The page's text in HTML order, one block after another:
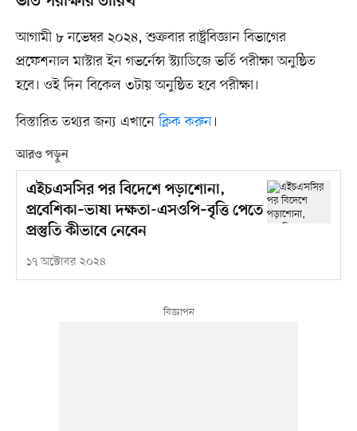
আগামী ৮ নভেম্বর ২০২৪, শুক্রবার রাষ্ট্রবিজ্ঞান বিভাগের
প্রফেশনাল মাস্টার ইন গভর্নেন্স স্ট্যাডিজে ভর্তি পরীক্ষা অনুষ্ঠিত
হবে। ওই দিন বিকেল ৩টায় অনুষ্ঠিত হবে পরীক্ষা।
বিস্তারিত তথ্যর জন্য এখানেক্লিক করুন।
আরও পড়ুন
এইচএসসির পর বিদেশে পড়াশোনা,
প্রবেশিকা–ভাষা দক্ষতা-এসওপি–বৃত্তি পেতে
প্রস্তুতি কীভাবে নেবেন
১৭ অক্টোবর ২০২৪